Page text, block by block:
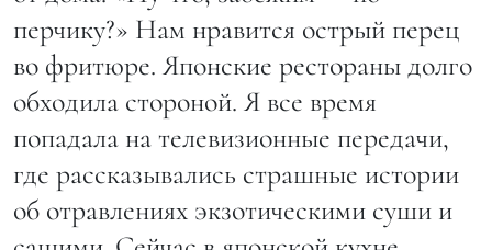
перчику?» Нам нравится острый перец
во фритюре. Японские рестораны долго
обходила стороной. Я все время
попадала на телевизионные передачи,
где рассказывались страшные истории
об отравлениях экзотическими суши и